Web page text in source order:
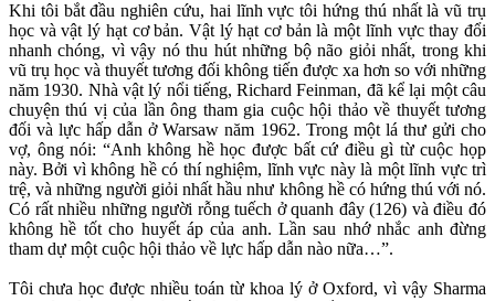
Khi tôi bắt đầu nghiên cứu, hai lĩnh vực tôi hứng thú nhất là vũ trụ
học và vật lý hạt cơ bản. Vật lý hạt cơ bản là một lĩnh vực thay đổi
nhanh chóng, vì vậy nó thu hút những bộ não giỏi nhất, trong khi
vũ trụ học và thuyết tương đối không tiến được xa hơn so với những
năm 1930. Nhà vật lý nổi tiếng, Richard Feinman, đã kể lại một câu
chuyện thú vị của lần ông tham gia cuộc hội thảo về thuyết tương
đối và lực hấp dẫn ở Warsaw năm 1962. Trong một lá thư gửi cho
vợ, ông nói: “Anh không hề học được bất cứ điều gì từ cuộc họp
này. Bởi vì không hề có thí nghiệm, lĩnh vực này là một lĩnh vực trì
trệ, và những người giỏi nhất hầu như không hề có hứng thú với nó.
Có rất nhiều những người rỗng tuếch ở quanh đây (126) và điều đó
không hề tốt cho huyết áp của anh. Lần sau nhớ nhắc anh đừng
tham dự một cuộc hội thảo về lực hấp dẫn nào nữa…”.
Tôi chưa học được nhiều toán từ khoa lý ở Oxford, vì vậy Sharma